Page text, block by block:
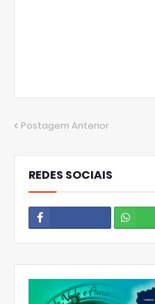
Postagem Anterior
REDES SOCIAIS